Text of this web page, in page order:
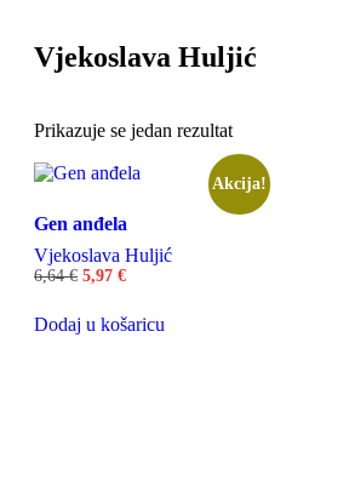
Odaberite
Vjekoslava Huljić
Prikazuje se jedan rezultat
Akcija!
Gen anđela
Vjekoslava Huljić
6,64€ 5,97 €
Dodaj u košaricu